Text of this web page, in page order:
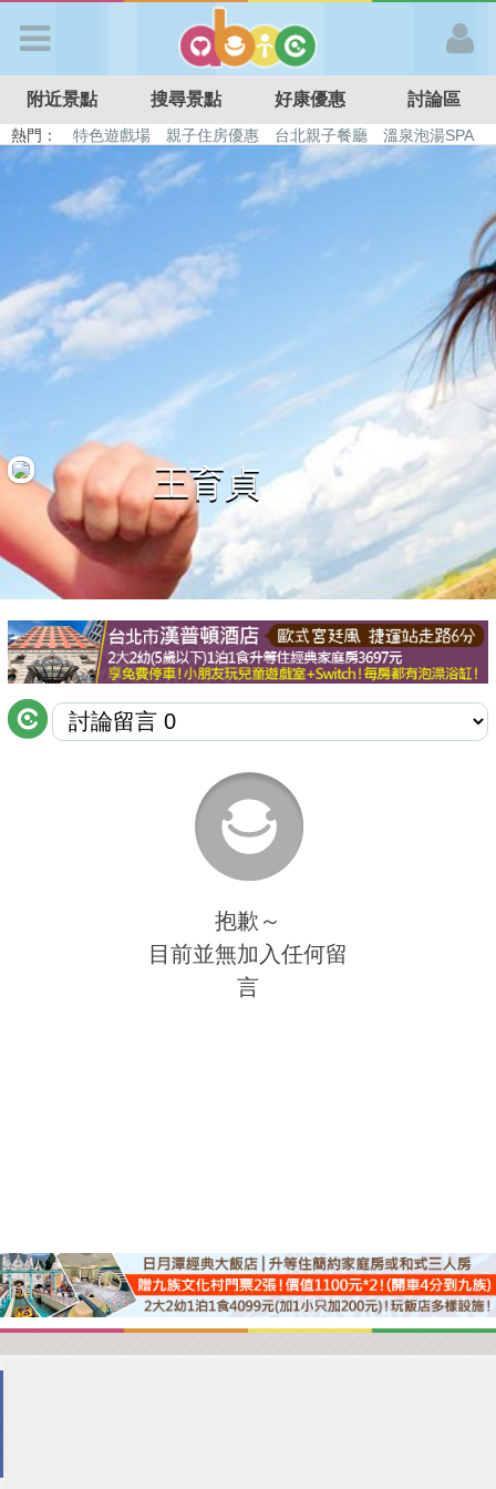
APP登入
首 頁
搜尋景點
好康優惠
最新留言
商家合作
推薦景點
討論區
聯絡我們
附近景點 搜尋景點 好康優惠 討論區
熱門： 特色遊戲場 親子住房優惠 台北親子餐廳
溫泉泡湯SPA
溜滑梯民宿
觀光工廠 日本親子景點
王育貞
抱歉～
目前並無加入任何留
言